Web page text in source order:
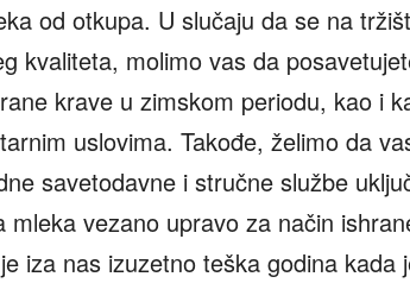
od otkupa. U slučaju da se na
kvaliteta, molimo vas da
krave u zimskom periodu, kao i
uslovima. Takođe, želimo da
savetodavne i stručne službe
mleka vezano upravo za način
iza nas izuzetno teška godina kada